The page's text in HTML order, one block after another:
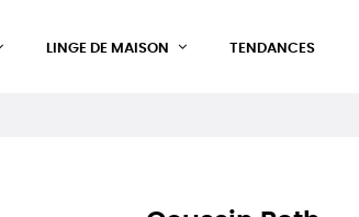
LINGE DE MAISON TENDANCES